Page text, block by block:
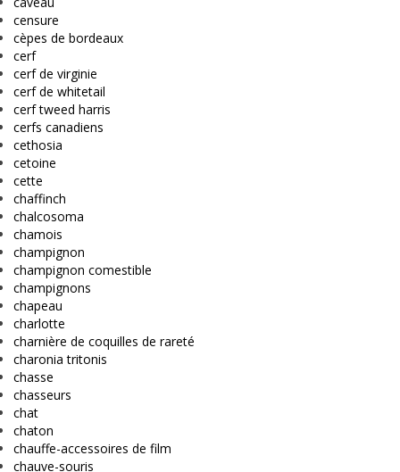
censure
cèpes de bordeaux
cerf
cerf de virginie
cerf de whitetail
cerf tweed harris
cerfs canadiens
cethosia
cetoine
cette
chaffinch
chalcosoma
chamois
champignon
champignon comestible
champignons
chapeau
charlotte
charnière de coquilles de rareté
charonia tritonis
chasse
chasseurs
chat
chaton
chauffe-accessoires de film
chauve-souris